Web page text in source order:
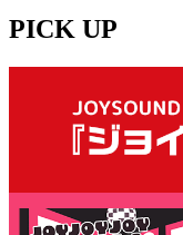
PICK UP